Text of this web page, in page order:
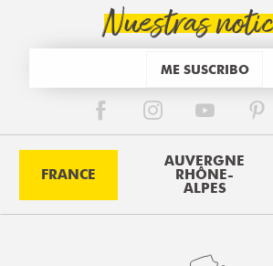
Nuestras
ME SUSCRIBO
FRANCE
AUVERGNE
RHÔNE-
ALPES